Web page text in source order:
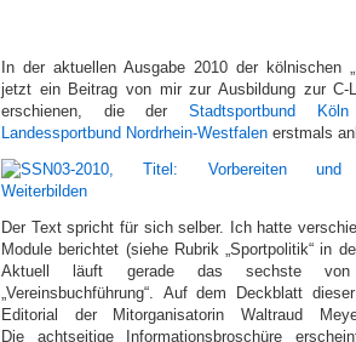
In der aktuellen Ausgabe 2010 der kölnischen „
jetzt ein Beitrag von mir zur Ausbildung zur C-
erschienen, die derStadtsportbund Köln
Landessportbund Nordrhein-Westfalen erstmals
Der Text spricht für sich selber. Ich hatte
Module berichtet (siehe Rubrik „Sportpolitik“ in
Aktuell läuft gerade das sechste
„Vereinsbuchführung“. Auf dem Deckblatt
Editorial der Mitorganisatorin Waltraud
Die achtseitige Informationsbroschüre